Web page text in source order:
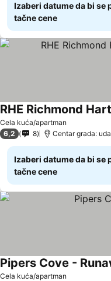
Izaberi datume da bi se
tačne cene
Cela kuća/apartman
RHE Richmond
6,2 8 Centar grada:
Izaberi datume da bi se
tačne cene
Cela kuća/apartman
Pipers Cove -